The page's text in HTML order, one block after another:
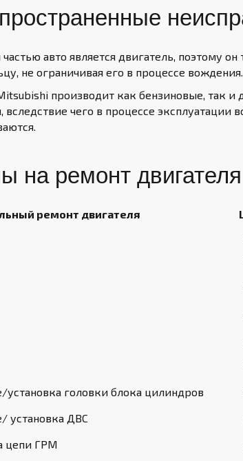
авто является двигатель, поэтому
не ограничивая его в процессе вождения.
производит как бензиновые, так и
вследствие чего в процессе
на ремонт
ремонт двигателя
установка головки блока цилиндров
установка ДВС
цепи ГРМ